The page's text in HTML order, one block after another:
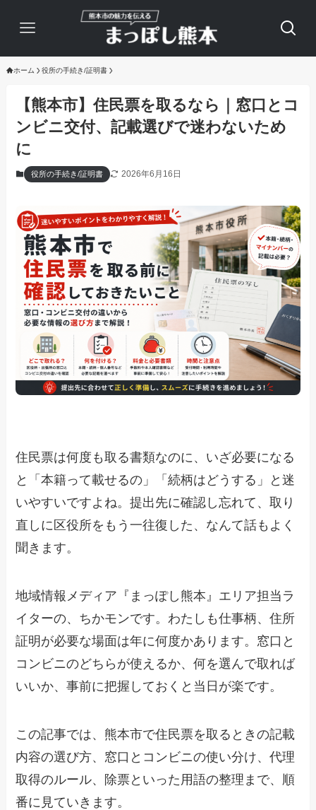
ホーム 役所の手続き/証明書
【熊本市】住民票を取るなら｜窓口とコ
ンビニ交付、記載選びで迷わないため
に
役所の手続き/証明書 2026年6月16日
住民票は何度も取る書類なのに、いざ必要になる
と「本籍って載せるの」「続柄はどうする」と迷
いやすいですよね。提出先に確認し忘れて、取り
直しに区役所をもう一往復した、なんて話もよく
聞きます。
地域情報メディア『まっぽし熊本』エリア担当ラ
イターの、ちかモンです。わたしも仕事柄、住所
証明が必要な場面は年に何度かあります。窓口と
コンビニのどちらが使えるか、何を選んで取れば
いいか、事前に把握しておくと当日が楽です。
この記事では、熊本市で住民票を取るときの記載
内容の選び方、窓口とコンビニの使い分け、代理
取得のルール、除票といった用語の整理まで、順
番に見ていきます。